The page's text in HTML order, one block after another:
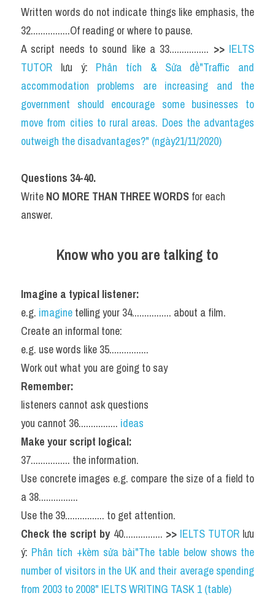
Written words do not indicate things like emphasis, the
32................Of reading or where to pause.
A script needs to sound like a 33................ >> IELTS
TUTOR lưu ý: Phân tích & Sửa đề"Traffic and
accommodation problems are increasing and the
government should encourage some businesses to
move from cities to rural areas. Does the advantages
outweigh the disadvantages?" (ngày21/11/2020)
Questions 34-40.
Write NO MORE THAN THREE WORDS for each
answer.
Know who you are talking to
Imagine a typical listener:
e.g. imagine telling your 34................ about a film.
Create an informal tone:
e.g. use words like 35................
Work out what you are going to say
Remember:
listeners cannot ask questions
you cannot 36................ ideas
Make your script logical:
37................ the information.
Use concrete images e.g. compare the size of a field to
a 38................
Use the 39................ to get attention.
Check the script by 40................ >> IELTS TUTOR lưu
ý: Phân tích +kèm sửa bài"The table below shows the
number of visitors in the UK and their average spending
from 2003 to 2008" IELTS WRITING TASK 1 (table)